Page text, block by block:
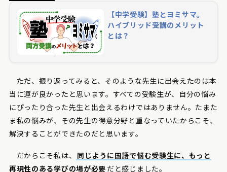
【中学受験】塾とヨミサマ。
ハイブリッド受講のメリット
とは？
ただ、振り返ってみると、そのような先生に出会えたのは本
当に運が良かったと思います。すべての受験生が、自分の悩み
にぴったり合った先生と出会えるわけではありません。たまた
ま私の悩みが、その先生の得意分野と重なっていたからこそ、
解決することができたのだと思います。
だからこそ私は、 同じように国語で悩む受験生に、もっと
再現性のある学びの場が必要 だと感じました。